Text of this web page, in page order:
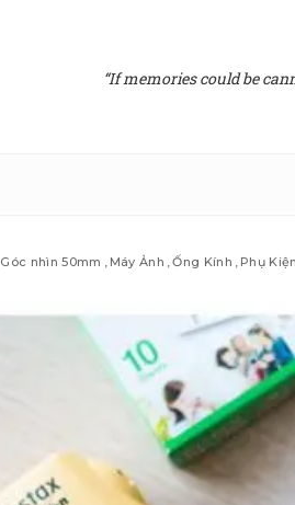
“If memories could be
Góc nhìn 50mm Máy Ảnh Ống Kính Phụ